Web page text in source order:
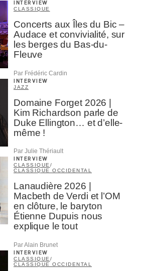
INTERVIEW
CLASSIQUE
Concerts aux Îles du Bic –
Audace et convivialité, sur
les berges du Bas-du-
Fleuve
Par Frédéric Cardin
INTERVIEW
JAZZ
Domaine Forget 2026 |
Kim Richardson parle de
Duke Ellington… et d’elle-
même !
Par Julie Thériault
INTERVIEW
CLASSIQUE /
CLASSIQUE OCCIDENTAL
Lanaudière 2026 |
Macbeth de Verdi et l’OM
en clôture, le baryton
Étienne Dupuis nous
explique le tout
Par Alain Brunet
INTERVIEW
CLASSIQUE /
CLASSIQUE OCCIDENTAL